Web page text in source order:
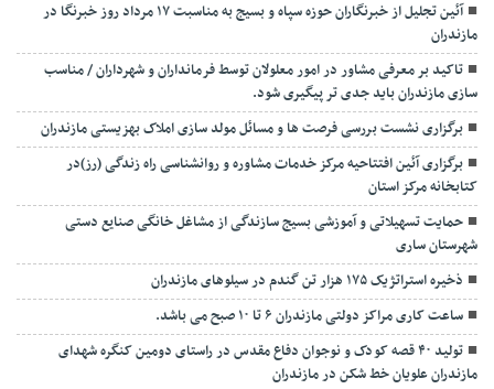
آئین تجلیل از خبرنگاران حوزه سپاه و بسیج به مناسبت ۱۷ مرداد روز خبرنگا در
مازندران
تاکید بر معرفی مشاور در امور معلولان توسط فرمانداران و شهرداران / مناسب
سازی مازندران باید جدی تر پیگیری شود.
برگزاری نشست بررسی فرصت ها و مسائل مولد سازی املاک بهزیستی مازندران
برگزاری آئین افتتاحیه مرکز خدمات مشاوره و روانشناسی راه زندگی (رز)در
کتابخانه مرکز استان
حمایت تسهیلاتی و آموزشی بسیج سازندگی از مشاغل خانگی صنایع دستی
شهرستان ساری
ذخیره استراتژیک ۱۷۵ هزار تن گندم در سیلوهای مازندران
ساعت کاری مراکز دولتی مازندران ۶ تا ۱۰ صبح می باشد.
تولید ۴۰ قصه کودک و نوجوان دفاع مقدس در راستای دومین کنگره شهدای
مازندران علویان خط شکن در مازندران